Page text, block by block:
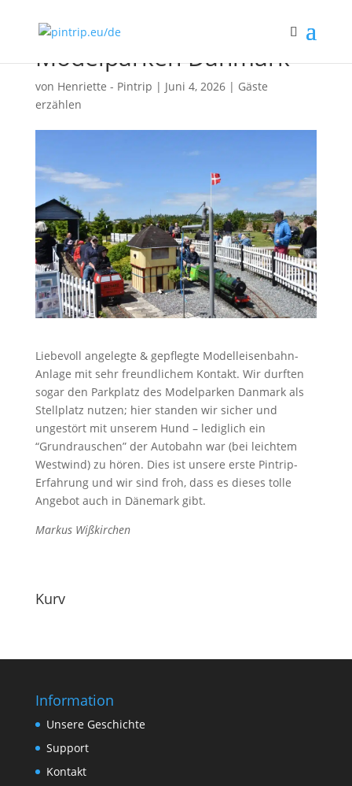
Modelparken Danmark
von Henriette - Pintrip | Juni 4, 2026| Gäste
erzählen
Liebevoll angelegte & gepflegte Modelleisenbahn-
Anlage mit sehr freundlichem Kontakt. Wir durften
sogar den Parkplatz des Modelparken Danmark als
Stellplatz nutzen; hier standen wir sicher und
ungestört mit unserem Hund – lediglich ein
“Grundrauschen” der Autobahn war (bei leichtem
Westwind) zu hören. Dies ist unsere erste Pintrip-
Erfahrung und wir sind froh, dass es dieses tolle
Angebot auch in Dänemark gibt.
Markus Wißkirchen
Kurv
Information
Unsere Geschichte
Support
Kontakt